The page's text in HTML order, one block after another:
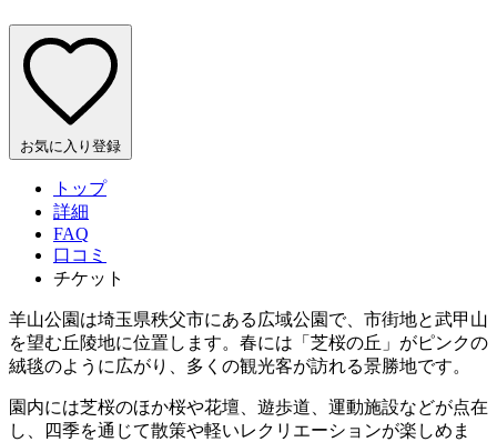
お気に入り登録
トップ
詳細
FAQ
口コミ
チケット
羊山公園は埼玉県秩父市にある広域公園で、市街地と武甲山
を望む丘陵地に位置します。春には「芝桜の丘」がピンクの
絨毯のように広がり、多くの観光客が訪れる景勝地です。
園内には芝桜のほか桜や花壇、遊歩道、運動施設などが点在
し、四季を通じて散策や軽いレクリエーションが楽しめま